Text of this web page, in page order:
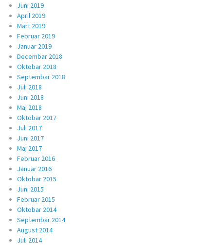
Juni 2019
April 2019
Mart 2019
Februar 2019
Januar 2019
Decembar 2018
Oktobar 2018
Septembar 2018
Juli 2018
Juni 2018
Maj 2018
Oktobar 2017
Juli 2017
Juni 2017
Maj 2017
Februar 2016
Januar 2016
Oktobar 2015
Juni 2015
Februar 2015
Oktobar 2014
Septembar 2014
August 2014
Juli 2014